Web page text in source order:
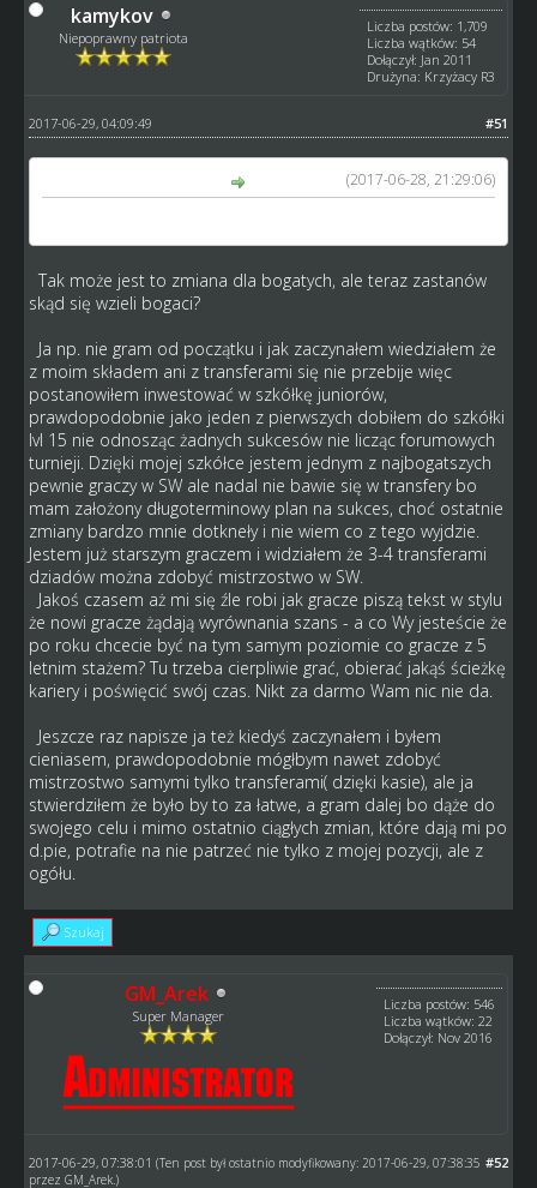
kamykov
Niepoprawny patriota
Liczba postów: 1,709
Liczba wątków: 54
Dołączył: Jan 2011
Drużyna: Krzyżacy R3
#51
2017-06-29, 04:09:49
(2017-06-28, 21:29:06)
Tak może jest to zmiana dla bogatych, ale teraz zastanów
skąd się wzieli bogaci?
Ja np. nie gram od początku i jak zaczynałem wiedziałem że
z moim składem ani z transferami się nie przebije więc
postanowiłem inwestować w szkółkę juniorów,
prawdopodobnie jako jeden z pierwszych dobiłem do szkółki
lvl 15 nie odnosząc żadnych sukcesów nie licząc forumowych
turnieji. Dzięki mojej szkółce jestem jednym z najbogatszych
pewnie graczy w SW ale nadal nie bawie się w transfery bo
mam założony długoterminowy plan na sukces, choć ostatnie
zmiany bardzo mnie dotkneły i nie wiem co z tego wyjdzie.
Jestem już starszym graczem i widziałem że 3-4 transferami
dziadów można zdobyć mistrzostwo w SW.
Jakoś czasem aż mi się źle robi jak gracze piszą tekst w stylu
że nowi gracze żądają wyrównania szans - a co Wy jesteście że
po roku chcecie być na tym samym poziomie co gracze z 5
letnim stażem? Tu trzeba cierpliwie grać, obierać jakąś ścieżkę
kariery i poświęcić swój czas. Nikt za darmo Wam nic nie da.
Jeszcze raz napisze ja też kiedyś zaczynałem i byłem
cieniasem, prawdopodobnie mógłbym nawet zdobyć
mistrzostwo samymi tylko transferami( dzięki kasie), ale ja
stwierdziłem że było by to za łatwe, a gram dalej bo dąże do
swojego celu i mimo ostatnio ciągłych zmian, które dają mi po
d.pie, potrafie na nie patrzeć nie tylko z mojej pozycji, ale z
ogółu.
Szukaj
GM_Arek
Super Manager
Liczba postów: 546
Liczba wątków: 22
Dołączył: Nov 2016
#52
2017-06-29, 07:38:01 (Ten post był ostatnio modyfikowany: 2017-06-29, 07:38:35
przez GM_Arek.)